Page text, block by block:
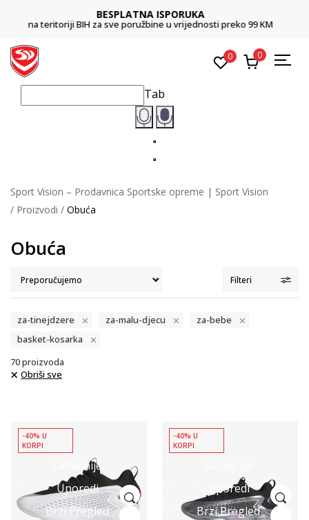
CLICK & COLLECT
Platite karticom online i preuzmite u prodavnici po vašem izboru
0 0
Tab
Sport Vision – Prodavnica Sportske opreme | Sport Vision
Proizvodi
Obuća
Obuća
Filteri
za-tinejdzere za-malu-djecu
za-bebe
basket-kosarka
70proizvoda
Obriši sve
Detaljnije
Uporedi
Brzi Pregled
-40% U
KORPI
Uporedi
Brzi Pregled
-40% U
KORPI